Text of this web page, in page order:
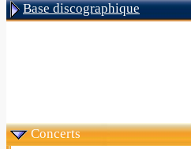
Base discographique
Concerts